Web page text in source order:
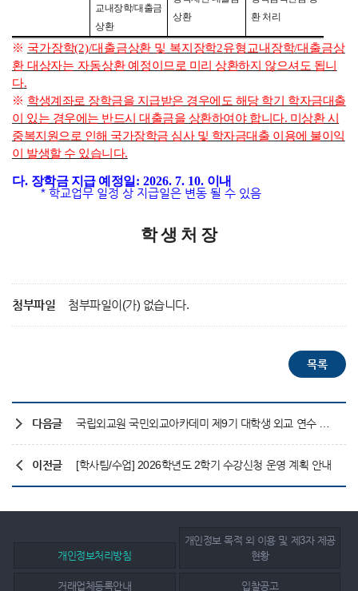
교내장학/대출금
상환
상환
환 처리
※ 국가장학(2)/대출금상환 및 복지장학2유형교내장학/대출금상
환 대상자는 자동상환 예 정이므로 미리상환하지 않으셔도 됩니
다.
※ 학생계좌로 장학금을 지급받은 경우에도 해당 학기 학자금대출
이 있는 경우에는 반드시 대출금을 상환하여야 합니다. 미상환 시
중복지원으로 인해 국가장학금 심사 및 학자금대출 이용에 불이익
이 발생할 수 있습니다.
다. 장학금 지급 예정일 : 2026. 7. 10. 이내
* 학교업무 일정 상 지급일은 변동 될 수 있음
학 생 처 장
첨부파일 첨부파일이(가) 없습니다.
다음글
이전글 [학사팀/수업] 2026학년도 2학기 수강신청 운영 계획 안내
개인정보처리방침
개인정보 목적 외 이용 및 제3자 제공
현황
거래업체등록안내 입찰공고